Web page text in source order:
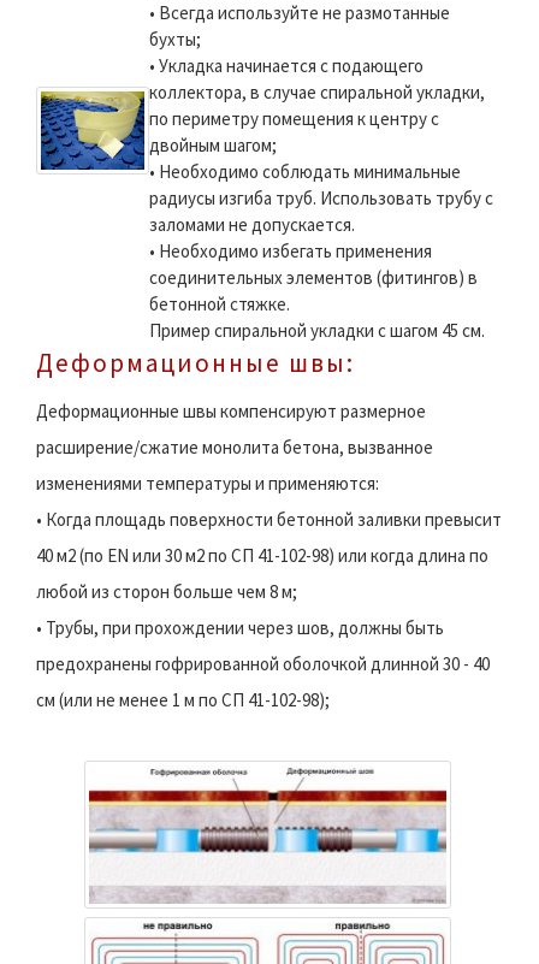
• Всегда используйте не размотанные
бухты;
• Укладка начинается с подающего
коллектора, в случае спиральной укладки,
по периметру помещения к центру с
двойным шагом;
• Необходимо соблюдать минимальные
радиусы изгиба труб. Использовать трубу с
заломами не допускается.
• Необходимо избегать применения
соединительных элементов (фитингов) в
бетонной стяжке.
Пример спиральной укладки с шагом 45 см.
Деформационные швы:
Деформационные швы компенсируют размерное
расширение/сжатие монолита бетона, вызванное
изменениями температуры и применяются:
• Когда площадь поверхности бетонной заливки превысит
40 м2 (по EN или 30 м2 по СП 41-102-98) или когда длина по
любой из сторон больше чем 8 м;
• Трубы, при прохождении через шов, должны быть
предохранены гофрированной оболочкой длинной 30 - 40
см (или не менее 1 м по СП 41-102-98);